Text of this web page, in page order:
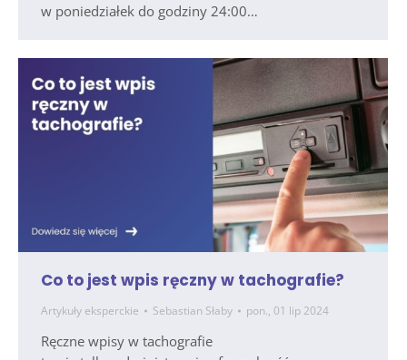
w poniedziałek do godziny 24:00…
Co to jest wpis ręczny w tachografie?
Artykuły eksperckie Sebastian Słaby pon., 01 lip 2024
Ręczne wpisy w tachografie